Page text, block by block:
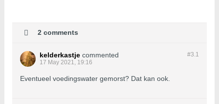
2 comments
#3.1
kelderkastje commented
17 May 2021, 19:16
Eventueel voedingswater gemorst? Dat kan ook.